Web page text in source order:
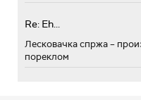
Re: Eh...
Лесковачка спржа –
пореклом